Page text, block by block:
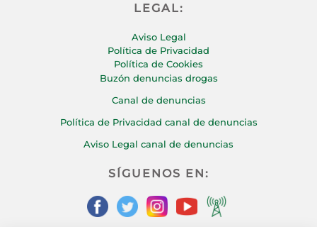
LEGAL:
Aviso Legal
Política de Privacidad
Política de Cookies
Buzón denuncias drogas
Canal de denuncias
Política de Privacidad canal de denuncias
Aviso Legal canal de denuncias
SÍGUENOS EN: